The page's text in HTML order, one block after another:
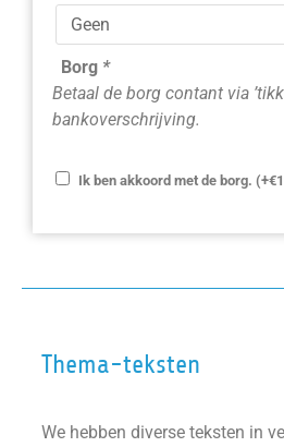
Borg *
Betaal de borg contant via
bankoverschrijving.
Ik ben akkoord met de borg. (+€
Thema-teksten
We hebben diverse teksten in